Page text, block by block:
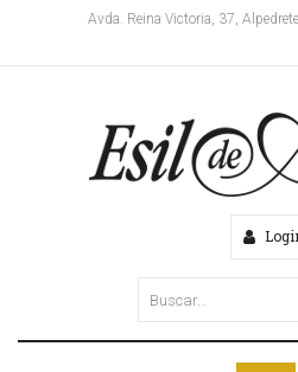
Avda. Reina Victoria, 37,